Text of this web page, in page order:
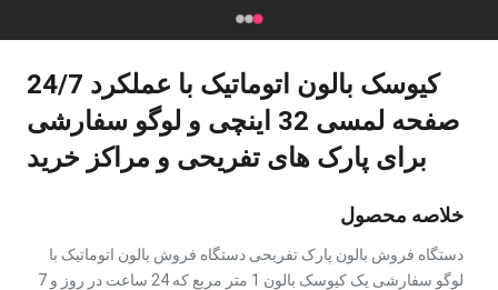
کیوسک بالون اتوماتیک با عملکرد 24/7
صفحه لمسی 32 اینچی و لوگو سفارشی
برای پارک های تفریحی و مراکز خرید
خلاصه محصول
دستگاه فروش بالون پارک تفریحی دستگاه فروش بالون اتوماتیک با
لوگو سفارشی یک کیوسک بالون 1 متر مربع که 24 ساعت در روز و 7